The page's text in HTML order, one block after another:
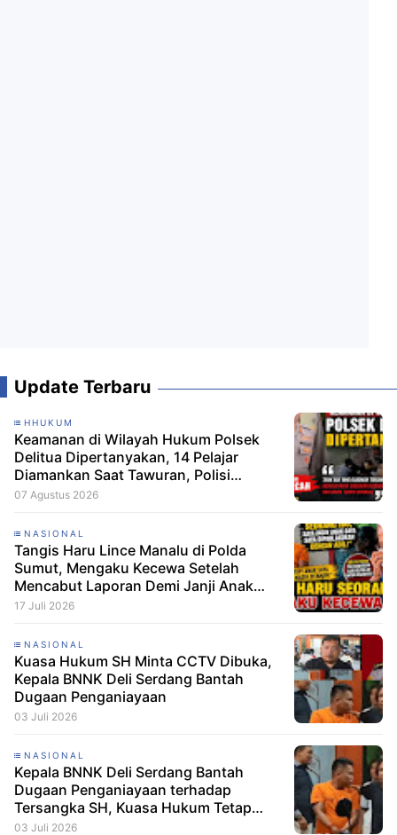
Update Terbaru
HHUKUM
Keamanan di Wilayah Hukum Polsek
Delitua Dipertanyakan, 14 Pelajar
Diamankan Saat Tawuran, Polisi
Pastikan Tak Ada Tersangka
07 Agustus 2026
NASIONAL
Tangis Haru Lince Manalu di Polda
Sumut, Mengaku Kecewa Setelah
Mencabut Laporan Demi Janji Anak
Dibebaskan
17 Juli 2026
NASIONAL
Kuasa Hukum SH Minta CCTV Dibuka,
Kepala BNNK Deli Serdang Bantah
Dugaan Penganiayaan
03 Juli 2026
NASIONAL
Kepala BNNK Deli Serdang Bantah
Dugaan Penganiayaan terhadap
Tersangka SH, Kuasa Hukum Tetap
Minta CCTV Dibuka
03 Juli 2026